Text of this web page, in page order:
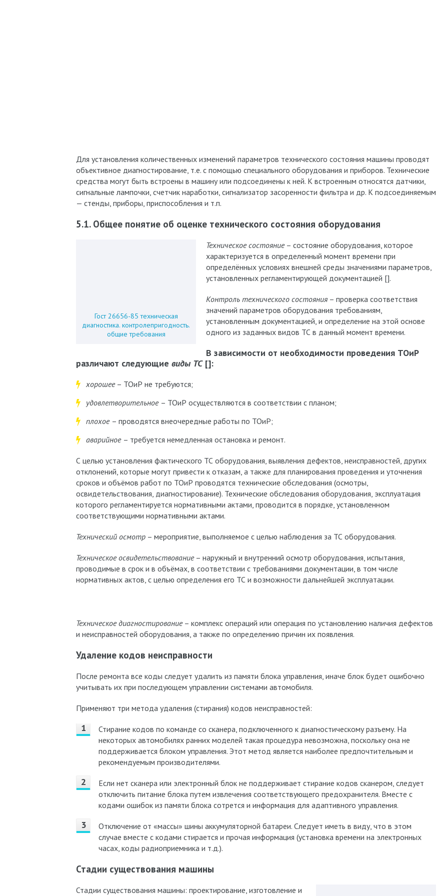
Для установления количественных изменений параметров технического состояния машины проводят
объективное диагностирование, т.е. с помощью специального оборудования и приборов. Технические
средства могут быть встроены в машину или подсоединены к ней. К встроенным относятся датчики,
сигнальные лампочки, счетчик наработки, сигнализатор засоренности фильтра и др. К подсоединяемым
— стенды, приборы, приспособления и т.п.
5.1. Общее понятие об оценке технического состояния оборудования
Гост 26656-85 техническая
диагностика. контролепригодность.
общие требования
Техническое состояние– состояние оборудования, которое
характеризуется в определенный момент времени при
определённых условиях внешней среды значениями параметров,
установленных регламентирующей документацией [].
Контроль технического состояния – проверка соответствия
значений параметров оборудования требованиям,
установленным документацией, и определение на этой основе
одного из заданных видов ТС в данный момент времени.
В зависимости от необходимости проведения ТОиР
различают следующие виды ТС[]:
хорошее– ТОиР не требуются;
удовлетворительное – ТОиР осуществляются в соответствии с планом;
плохое – проводятся внеочередные работы по ТОиР;
аварийное – требуется немедленная остановка и ремонт.
С целью установления фактического ТС оборудования, выявления дефектов, неисправностей, других
отклонений, которые могут привести к отказам, а также для планирования проведения и уточнения
сроков и объёмов работ по ТОиР проводятся технические обследования (осмотры,
освидетельствования, диагностирование). Технические обследования оборудования, эксплуатация
которого регламентируется нормативными актами, проводится в порядке, установленном
соответствующими нормативными актами.
Технический осмотр – мероприятие, выполняемое с целью наблюдения за ТС оборудования.
Техническое освидетельствование– наружный и внутренний осмотр оборудования, испытания,
проводимые в срок и в объёмах, в соответствии с требованиями документации, в том числе
нормативных актов, с целью определения его ТС и возможности дальнейшей эксплуатации.
Техническое диагностирование– комплекс операций или операция по установлению наличия дефектов
и неисправностей оборудования, а также по определению причин их появления.
Удаление кодов неисправности
После ремонта все коды следует удалить из памяти блока управления, иначе блок будет ошибочно
учитывать их при последующем управлении системами автомобиля.
Применяют три метода удаления (стирания) кодов неисправностей:
Стирание кодов по команде со сканера, подключенного к диагностическому разъему. На
некоторых автомобилях ранних моделей такая процедура невозможна, поскольку она не
поддерживается блоком управления. Этот метод является наиболее предпочтительным и
рекомендуемым производителями.
Если нет сканера или электронный блок не поддерживает стирание кодов сканером, следует
отключить питание блока путем извлечения соответствующего предохранителя. Вместе с
кодами ошибок из памяти блока сотрется и информация для адаптивного управления.
Отключение от «массы» шины аккумуляторной батареи. Следует иметь в виду, что в этом
случае вместе с кодами стирается и прочая информация (установка времени на электронных
часах, коды радиоприемника и т.д.).
Стадии существования машины
Стадии существования машины: проектирование, изготовление и